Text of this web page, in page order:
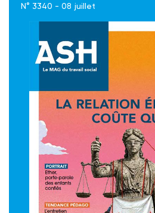
N° 3340 - 08 juillet